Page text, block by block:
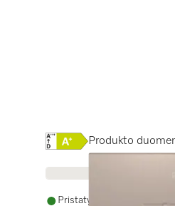
Online Label Flag,
Produkto
Pristatymas per 14 - 28